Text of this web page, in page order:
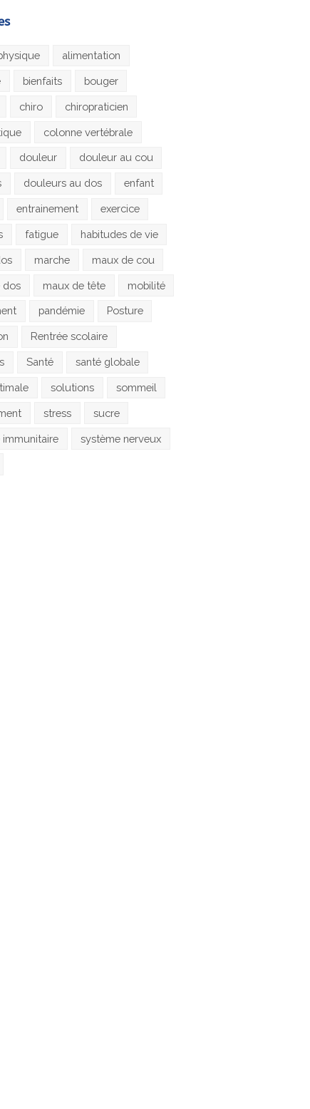
alimentation
bienfaits bouger
chiro chiropraticien
colonne vertébrale
douleur douleur au cou
douleurs au dos enfant
entrainement exercice
fatigue habitudes de vie
marche maux de cou
dos maux de tête mobilité
pandémie Posture
Rentrée scolaire
Santé santé globale
solutions sommeil
stress sucre
immunitaire système nerveux